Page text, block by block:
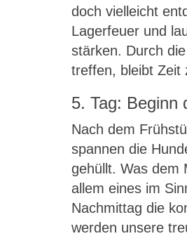
doch vielleicht
Lagerfeuer und
stärken. Durch
treffen, bleibt Zeit
5. Tag: Beginn
Nach dem
spannen die
gehüllt. Was dem
allem eines im
Nachmittag die
werden unsere